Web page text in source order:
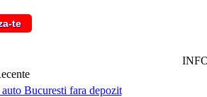
te
Bucuresti fara depozit